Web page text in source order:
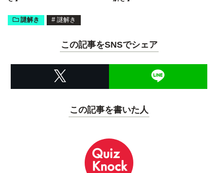
謎解き # 謎解き
この記事をSNSでシェア
この記事を書いた人